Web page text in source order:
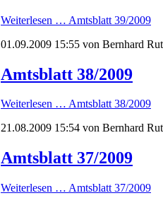
Weiterlesen … Amtsblatt 39/2009
01.09.2009 15:55 von Bernhard
Amtsblatt 38/2009
Weiterlesen … Amtsblatt 38/2009
21.08.2009 15:54 von Bernhard
Amtsblatt 37/2009
Weiterlesen … Amtsblatt 37/2009